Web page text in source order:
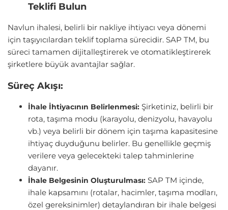
Teklifi Bulun
Navlun ihalesi, belirli bir nakliye ihtiyacı veya dönemi
için taşıyıcılardan teklif toplama sürecidir. SAP TM, bu
süreci tamamen dijitalleştirerek ve otomatikleştirerek
şirketlere büyük avantajlar sağlar.
Süreç Akışı:
İhale İhtiyacının Belirlenmesi: Şirketiniz, belirli bir
rota, taşıma modu (karayolu, denizyolu, havayolu
vb.) veya belirli bir dönem için taşıma kapasitesine
ihtiyaç duyduğunu belirler. Bu genellikle geçmiş
verilere veya gelecekteki talep tahminlerine
dayanır.
İhale Belgesinin Oluşturulması: SAP TM içinde,
ihale kapsamını (rotalar, hacimler, taşıma modları,
özel gereksinimler) detaylandıran bir ihale belgesi